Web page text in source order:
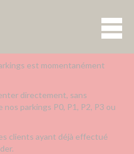
est momentanément
directement, sans
nos parkings P0, P1, P2, P3 ou
clients ayant déjà effectué